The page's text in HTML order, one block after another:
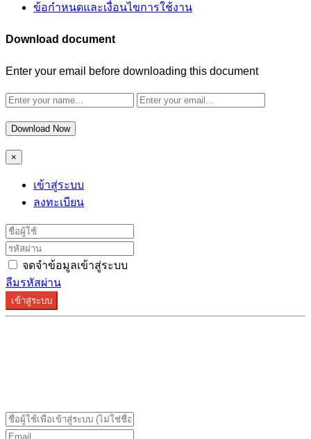
ข้อกำหนดและเงื่อนไขการใช้งาน
Download document
Enter your email before downloading this document
Download Now
×
เข้าสู่ระบบ
ลงทะเบียน
จดจำข้อมูลเข้าสู่ระบบ
ลืมรหัสผ่าน
เข้าสู่ระบบ